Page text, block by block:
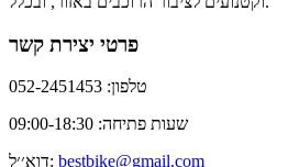
פרטי יצירת קשר
טלפון: 052-2451453
שעות פתיחה: 09:00-18:30
דוא׳׳ל: bestbike@gmail.com